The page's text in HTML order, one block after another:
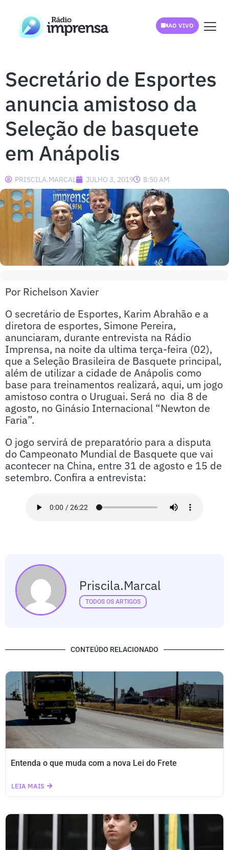
AO VIVO
Secretário de Esportes
anuncia amistoso da
Seleção de basquete
em Anápolis
PRISCILA.MARCAL JULHO 3, 2019 8:50 AM
Por Richelson Xavier
O secretário de Esportes, Karim Abrahão e a
diretora de esportes, Simone Pereira,
anunciaram, durante entrevista na Rádio
Imprensa, na noite da ultima terça-feira (02),
que a Seleção Brasileira de Basquete principal,
além de utilizar a cidade de Anápolis como
base para treinamentos realizará, aqui, um jogo
amistoso contra o Uruguai. Será no dia 8 de
agosto, no Ginásio Internacional “Newton de
Faria”.
O jogo servirá de preparatório para a disputa
do Campeonato Mundial de Basquete que vai
acontecer na China, entre 31 de agosto e 15 de
setembro. Confira a entrevista:
Priscila.marcal
TODOS OS ARTIGOS
CONTEÚDO RELACIONADO
Entenda o que muda com a nova Lei do Frete
LEIA MAIS